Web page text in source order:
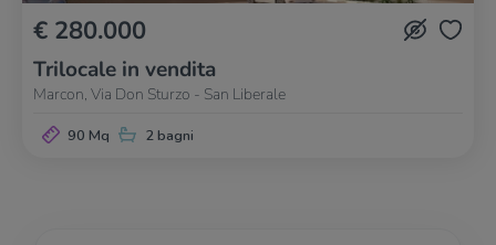
€ 280.000
Trilocale in vendita
Marcon, Via Don Sturzo - San Liberale
90 Mq 2 bagni